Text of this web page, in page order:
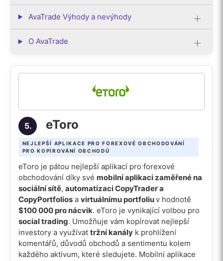
AvaTrade Výhody a nevýhody
O AvaTrade
5. eToro
NEJLEPŠÍ APLIKACE PRO FOREXOVÉ OBCHODOVÁNÍ
PRO KOPÍROVÁNÍ OBCHODŮ
eToro je pátou nejlepší aplikací pro forexové
obchodování díky své mobilní aplikaci zaměřené na
sociální sítě, automatizaci CopyTrader a
CopyPortfoliosa virtuálnímu portfoliuv hodnotě
$100 000 pro nácvik. eToro je vynikající volbou pro
social trading. Umožňuje vám kopírovat nejlepší
investory a využívat tržní kanályk prohlížení
komentářů, důvodů obchodů a sentimentu kolem
každého aktivum, které sledujete. Mobilní aplikace